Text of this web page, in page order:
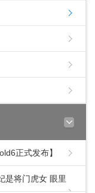
正式发布】
是将门虎女 眼里